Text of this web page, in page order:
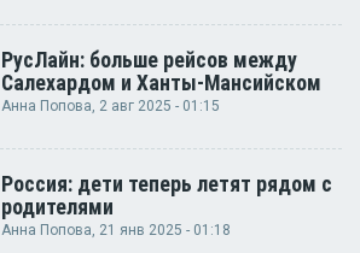
РусЛайн: больше рейсов между
Салехардом и Ханты-Мансийском
Анна Попова , 2 авг 2025 - 01:15
Россия: дети теперь летят рядом с
родителями
Анна Попова, 21 янв 2025 - 01:18